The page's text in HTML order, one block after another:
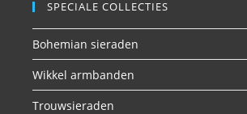
SPECIALE COLLECTIES
Bohemian sieraden
Wikkel armbanden
Trouwsieraden